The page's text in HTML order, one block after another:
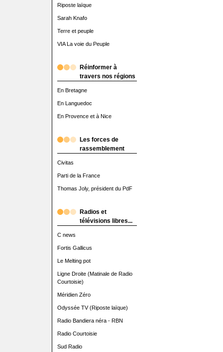
Riposte laïque
Sarah Knafo
Terre et peuple
VIA La voie du Peuple
Réinformer à
travers nos régions
En Bretagne
En Languedoc
En Provence et à Nice
Les forces de
rassemblement
Civitas
Parti de la France
Thomas Joly, président du PdF
Radios et
télévisions libres...
C news
Fortis Gallicus
Le Melting pot
Ligne Droite (Matinale de Radio
Courtoisie)
Méridien Zéro
Odyssée TV (Riposte laïque)
Radio Bandiera néra - RBN
Radio Courtoisie
Sud Radio